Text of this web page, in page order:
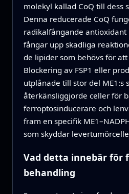
molekyl kallad CoQ till dess
Denna reducerade CoQ
radikalfångande
fångar upp skadliga
de lipider som behövs för
Blockering av FSP1 eller
utplånade till stor del ME1:s
återkänsliggjorde celler för
ferroptosinducerare och
fram en specifik
som skyddar
Vad detta innebär för
behandling